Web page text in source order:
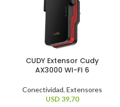
CUDY Extensor Cudy
AX3000 WI-FI 6
Conectividad, Extensores
USD 39,70